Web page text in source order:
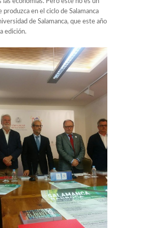
Centro de Profesorado de
Patrimonio Artístico
Promofarma by Doc Morris
Ferrero. Directora de la Unidad de
de la Nava. Salamanca, cuna del
Escuelas Campesinas
produzca en el ciclo de Salamanca
de Salamanca, que este año
edición.